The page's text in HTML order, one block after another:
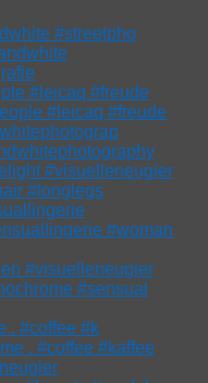
#streetpho
#leicaq #freude
. #coffee #k